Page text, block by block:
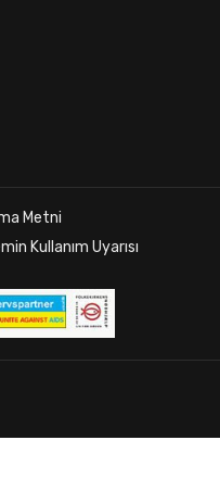
Metni
Kullanım Uyarısı